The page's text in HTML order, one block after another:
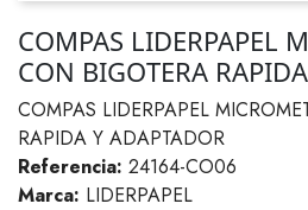
COMPAS LIDERPAPEL
CON BIGOTERA
COMPAS LIDERPAPEL
RAPIDA Y ADAPTADOR
Referencia: 24164-CO06
Marca: LIDERPAPEL